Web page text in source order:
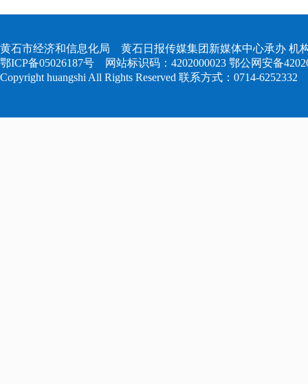
黄石市经济和信息化局 黄石日报传媒集团新媒体中心承办 机
鄂ICP备05026187号 网站标识码：4202000023 鄂公网安备
Copyright huangshi All Rights Reserved 联系方式：0714-6252332